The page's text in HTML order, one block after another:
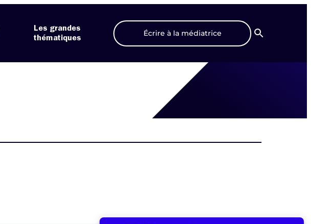
Les grandes
thématiques
Écrire à la médiatrice
Recherche